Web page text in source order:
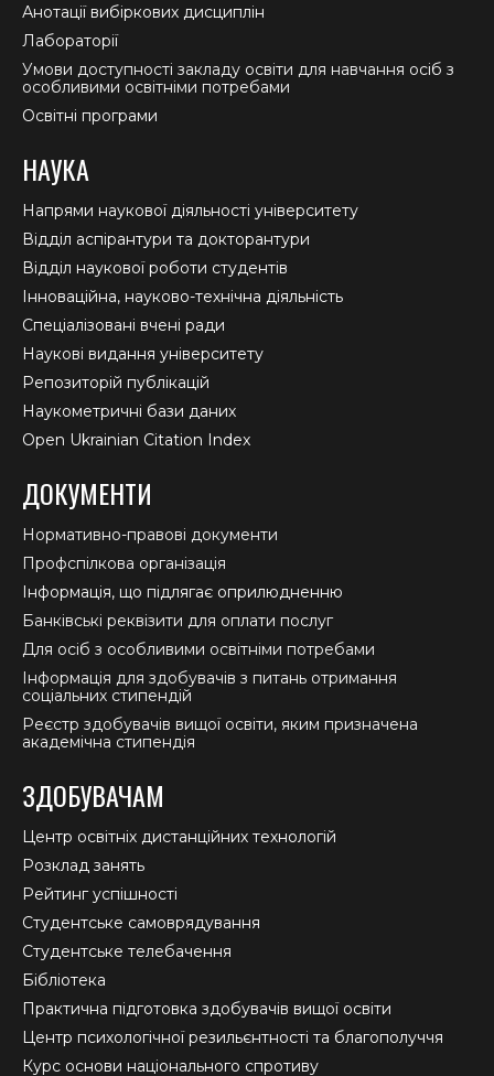
Анотації вибіркових дисциплін
Лабораторії
Умови доступності закладу освіти для навчання осіб з
особливими освітніми потребами
Освітні програми
НАУКА
Напрями наукової діяльності університету
Відділ аспірантури та докторантури
Відділ наукової роботи студентів
Інноваційна, науково-технічна діяльність
Спеціалізовані вчені ради
Наукові видання університету
Репозиторій публікацій
Наукометричні бази даних
Open Ukrainian Citation Index
ДОКУМЕНТИ
Нормативно-правові документи
Профспілкова організація
Інформація, що підлягає оприлюдненню
Банківські реквізити для оплати послуг
Для осіб з особливими освітніми потребами
Інформація для здобувачів з питань отримання
соціальних стипендій
Реєстр здобувачів вищої освіти, яким призначена
академічна стипендія
ЗДОБУВАЧАМ
Центр освітніх дистанційних технологій
Розклад занять
Рейтинг успішності
Студентське самоврядування
Студентське телебачення
Бібліотека
Практична підготовка здобувачів вищої освіти
Центр психологічної резильєнтності та благополуччя
Курс основи національного спротиву